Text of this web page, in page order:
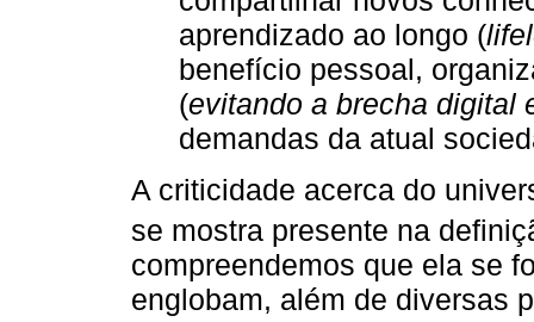
aprendizado ao longo (
benefício pessoal,
(evitando a brecha digital
demandas da atual
A criticidade acerca do
se mostra presente na
compreendemos que ela se
englobam, além de diversas